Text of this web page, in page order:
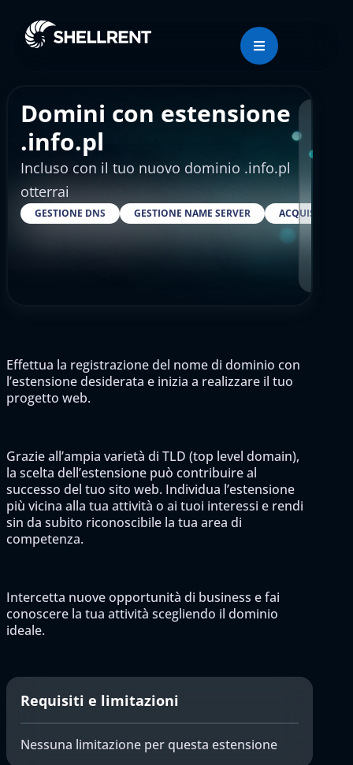
Domini con estensione
.info.pl
Incluso con il tuo nuovo dominio .info.pl
otterrai
GESTIONE DNS GESTIONE NAME SERVER ACQUISTARE
Effettua la registrazione del nome di dominio con
l’estensione desiderata e inizia a realizzare il tuo
progetto web.
Grazie all’ampia varietà di TLD (top level domain),
la scelta dell’estensione può contribuire al
successo del tuo sito web. Individua l’estensione
più vicina alla tua attività o ai tuoi interessi e rendi
sin da subito riconoscibile la tua area di
competenza.
Intercetta nuove opportunità di business e fai
conoscere la tua attività scegliendo il dominio
ideale.
Requisiti e limitazioni
Nessuna limitazione per questa estensione